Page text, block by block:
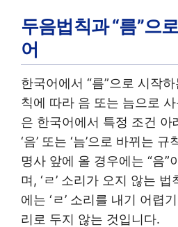
두음법칙과 “름”으
어
한국어에서 “름”으로 시작
칙에 따라 음 또는 늠으로
은 한국어에서 특정 조건 아
‘음’ 또는 ‘늠’으로 바뀌는
명사 앞에 올 경우에는 “음”
며, ‘ㄹ’ 소리가 오지 않는
에는 ‘ㄹ’ 소리를 내기 어렵
리로 두지 않는 것입니다.